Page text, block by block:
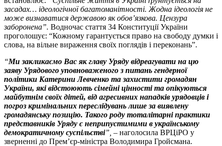
засадах… ідеологічної багатоманітності. Жодна ідеологія не
може визнаватися державою як обов’язкова. Цензура
заборонена”. Водночас стаття 34 Конституції України
проголошує: “Кожному гарантується право на свободу думки і
слова, на вільне вираження своїх поглядів і переконань”.
“Ми закликаємо Вас як главу Уряду відреагувати на цю
заяву Урядового уповноваженого з питань гендерної
політики Катерини Левченко та захистити громадян
України, які відстоюють сімейні цінності та опікуються
майбутнім своїх дітей, від агресивних нападків урядовців і
погроз кримінальних переслідувань лише за виявлену
громадянську позицію. Такого роду тоталітарні практики
представників Уряду є неприпустимими в українському
демократичному суспільстві”, – наголосила ВРЦіРО у
зверненні до Прем’єр-міністра Володимира Гройсмана.